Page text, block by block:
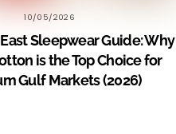
10/05/2026
Sleepwear Guide: Why
is the Top Choice for
Gulf Markets (2026)